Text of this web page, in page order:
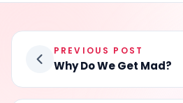
PREVIOUS POST
Why Do We Get Mad?